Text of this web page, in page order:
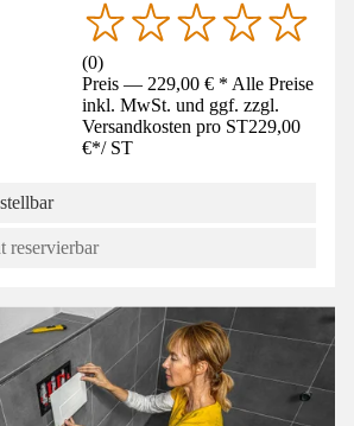
(0)
Preis — 229,00 € * Alle Preise
inkl. MwSt. und ggf. zzgl.
Versandkosten pro ST229,00
€*/ ST
reservierbar